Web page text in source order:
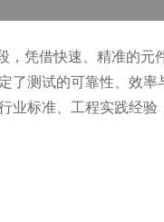
凭借快速、精准的元
测试的可靠性、效
标准、工程实践经